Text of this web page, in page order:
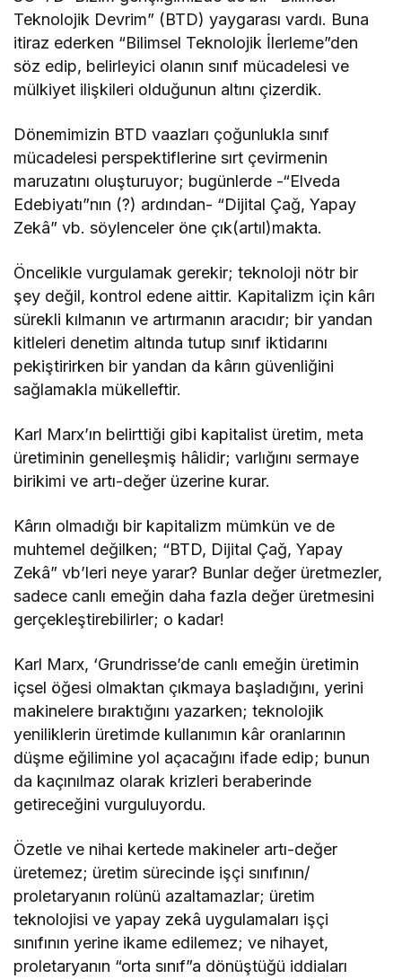
Teknolojik Devrim” (BTD) yaygarası vardı. Buna
itiraz ederken “Bilimsel Teknolojik İlerleme”den
söz edip, belirleyici olanın sınıf mücadelesi ve
mülkiyet ilişkileri olduğunun altını çizerdik.
Dönemimizin BTD vaazları çoğunlukla sınıf
mücadelesi perspektiflerine sırt çevirmenin
maruzatını oluşturuyor; bugünlerde -“Elveda
Edebiyatı”nın (?) ardından- “Dijital Çağ, Yapay
Zekâ” vb. söylenceler öne çık(artıl)makta.
Öncelikle vurgulamak gerekir; teknoloji nötr bir
şey değil, kontrol edene aittir. Kapitalizm için kârı
sürekli kılmanın ve artırmanın aracıdır; bir yandan
kitleleri denetim altında tutup sınıf iktidarını
pekiştirirken bir yandan da kârın güvenliğini
sağlamakla mükelleftir.
Karl Marx’ın belirttiği gibi kapitalist üretim, meta
üretiminin genelleşmiş hâlidir; varlığını sermaye
birikimi ve artı-değer üzerine kurar.
Kârın olmadığı bir kapitalizm mümkün ve de
muhtemel değilken; “BTD, Dijital Çağ, Yapay
Zekâ” vb’leri neye yarar? Bunlar değer üretmezler,
sadece canlı emeğin daha fazla değer üretmesini
gerçekleştirebilirler; o kadar!
Karl Marx, ‘Grundrisse’de canlı emeğin üretimin
içsel öğesi olmaktan çıkmaya başladığını, yerini
makinelere bıraktığını yazarken; teknolojik
yeniliklerin üretimde kullanımın kâr oranlarının
düşme eğilimine yol açacağını ifade edip; bunun
da kaçınılmaz olarak krizleri beraberinde
getireceğini vurguluyordu.
Özetle ve nihai kertede makineler artı-değer
üretemez; üretim sürecinde işçi sınıfının/
proletaryanın rolünü azaltamazlar; üretim
teknolojisi ve yapay zekâ uygulamaları işçi
sınıfının yerine ikame edilemez; ve nihayet,
proletaryanın “orta sınıf”a dönüştüğü iddiaları